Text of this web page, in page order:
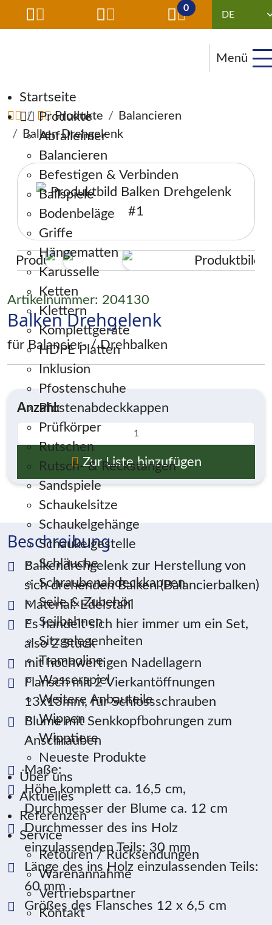
0
Menü
Navigation überspringen
Startseite
Produkte
Abfalleimer
Balancieren
Befestigen & Verbinden
Ballspiele
Bodenbeläge
Griffe
Hängematten
Karusselle
Ketten
Klettern
Komplettgeräte
HDPE Platten
Inklusion
Pfostenschuhe
Pfostenabdeckkappen
Prüfkörper
Rutschen
Rutsch- & Reckstangen
Sandspiele
Schaukelsitze
Schaukelgehänge
Schaukelgestelle
Schläuche
Schraubenabdeckkappen
Seile & Zubehör
Seilbahnen
Sitzgelegenheiten
Trampoline
Wasserspiel
Weitere Anbauteile
Wippen
Wipptiere
Neueste Produkte
Über uns
Aktuelles
Referenzen
Service
Retouren / Rücksendungen
Warenannahme
Vertriebspartner
Kontakt
Produkte
Balancieren
Balken Drehgelenk
Artikelnummer: 204130
Balken Drehgelenk
für Balancier- / Drehbalken
Anzahl:
Zur Liste hinzufügen
Beschreibung
Balkendrehgelenk zur Herstellung von
sich drehenden Balken (Balancierbalken)
Material: Edelstahl
Es handelt sich hier immer um ein Set,
also 2 Stück
mit hochwertigen Nadellagern
Flansch mit 2 Vierkantöffnungen
13x13mm, für Schlossschrauben
Blume mit Senkkopfbohrungen zum
Anschrauben
Maße:
Höhe komplett ca. 16,5 cm,
Durchmesser der Blume ca. 12 cm
Durchmesser des ins Holz
einzulassenden Teils: 30 mm
Länge des ins Holz einzulassenden Teils:
60 mm
Größes des Flansches 12 x 6,5 cm